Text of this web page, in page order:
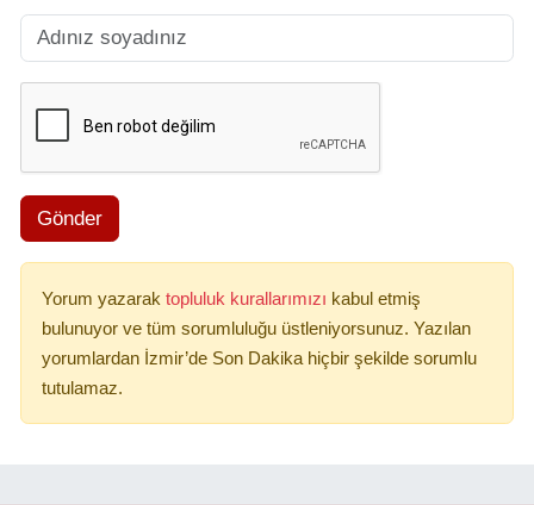
Gönder
Yorum yazarak topluluk kurallarımızı kabul etmiş
bulunuyor ve tüm sorumluluğu üstleniyorsunuz. Yazılan
yorumlardan İzmir’de Son Dakika hiçbir şekilde sorumlu
tutulamaz.